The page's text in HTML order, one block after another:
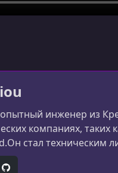
опытный инженер из
компаниях,
стал техническим
за приложение